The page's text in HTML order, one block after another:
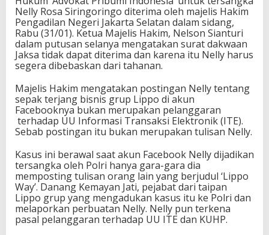
Nelly Rosa Siringoringo diterima oleh majelis Hakim
Pengadilan Negeri Jakarta Selatan dalam sidang,
Rabu (31/01). Ketua Majelis Hakim, Nelson Sianturi
dalam putusan selanya mengatakan surat dakwaan
Jaksa tidak dapat diterima dan karena itu Nelly harus
segera dibebaskan dari tahanan.
Majelis Hakim mengatakan postingan Nelly tentang
sepak terjang bisnis grup Lippo di akun
Facebooknya bukan merupakan pelanggaran
terhadap UU Informasi Transaksi Elektronik (ITE).
Sebab postingan itu bukan merupakan tulisan Nelly.
Kasus ini berawal saat akun Facebook Nelly dijadikan
tersangka oleh Polri hanya gara-gara dia
memposting tulisan orang lain yang berjudul ‘Lippo
Way’. Danang Kemayan Jati, pejabat dari taipan
Lippo grup yang mengadukan kasus itu ke Polri dan
melaporkan perbuatan Nelly. Nelly pun terkena
pasal pelanggaran terhadap UU ITE dan KUHP.